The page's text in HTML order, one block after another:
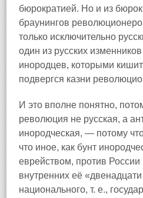
бюрократией. Но и из
браунингов
только исключительно
один из русских
инородцев, которыми
подвергся казни
И это вполне понятно,
революция не русская, а
инородческая, — потому
что иное, как бунт
еврейством, против России
внутренних её
национального, т. е.,